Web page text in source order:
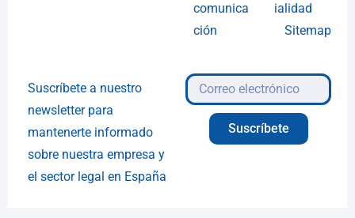
comunica
ción
ialidad
Sitemap
Suscríbete a nuestro
newsletter para
mantenerte informado
sobre nuestra empresa y
el sector legal en España
Suscríbete